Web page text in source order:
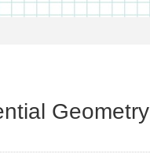
Geometry